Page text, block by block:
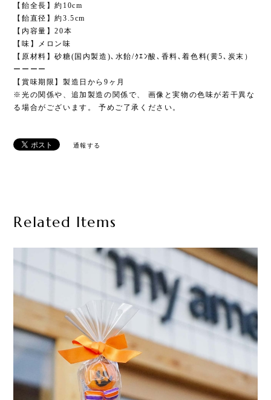
【飴全長】約10cm
【飴直径】約3.5cm
【内容量】20本
【味】メロン味
【原材料】砂糖(国内製造)､水飴/ｸｴﾝ酸､香料､着色料(黄5､炭末）
ーーーー
【賞味期限】製造日から9ヶ月
※光の関係や、追加製造の関係で、 画像と実物の色味が若干異な
る場合がございます。 予めご了承ください。
通報する
Related Items